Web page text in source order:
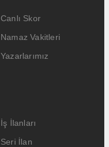
Canlı Skor
Namaz Vakitleri
Yazarlarımız
İş İlanları
Seri İlan